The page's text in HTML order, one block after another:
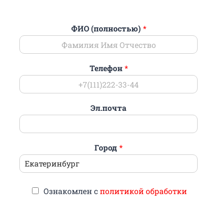
ФИО (полностью) *
Телефон*
Эл.почта
Город *
Ознакомлен сполитикой обработки